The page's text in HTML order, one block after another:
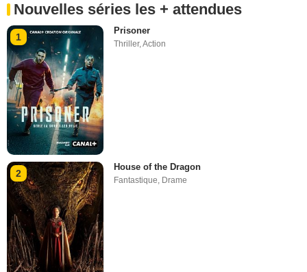
Nouvelles séries les + attendues
1
Prisoner
Thriller,Action
2
House of the Dragon
Fantastique Drame